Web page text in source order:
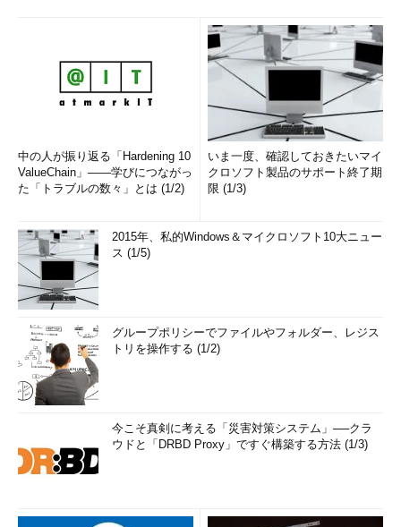
中の人が振り返る「Hardening 10
ValueChain」――学びにつながっ
た「トラブルの数々」とは (1/2)
いま一度、確認しておきたいマイ
クロソフト製品のサポート終了期
限 (1/3)
2015年、私的Windows＆マイクロソフト10大ニュー
ス (1/5)
グループポリシーでファイルやフォルダー、レジス
トリを操作する (1/2)
今こそ真剣に考える「災害対策システム」──クラ
ウドと「DRBD Proxy」ですぐ構築する方法 (1/3)